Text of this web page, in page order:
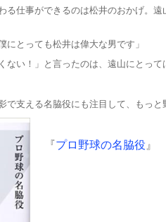
る仕事ができるのは松井のおかげ。
にとっても松井は偉大な男です」
ない！」と言ったのは、遠山にとっ
で支える名脇役にも注目して、もっと
『プロ野球の名脇役 』